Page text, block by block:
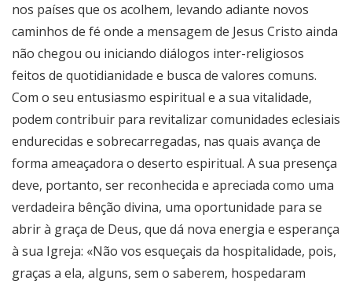
nos países que os acolhem, levando adiante novos
caminhos de fé onde a mensagem de Jesus Cristo ainda
não chegou ou iniciando diálogos inter-religiosos
feitos de quotidianidade e busca de valores comuns.
Com o seu entusiasmo espiritual e a sua vitalidade,
podem contribuir para revitalizar comunidades eclesiais
endurecidas e sobrecarregadas, nas quais avança de
forma ameaçadora o deserto espiritual. A sua presença
deve, portanto, ser reconhecida e apreciada como uma
verdadeira bênção divina, uma oportunidade para se
abrir à graça de Deus, que dá nova energia e esperança
à sua Igreja: «Não vos esqueçais da hospitalidade, pois,
graças a ela, alguns, sem o saberem, hospedaram